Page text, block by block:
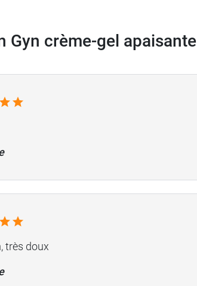
Gyn crème-gel apaisante
très doux